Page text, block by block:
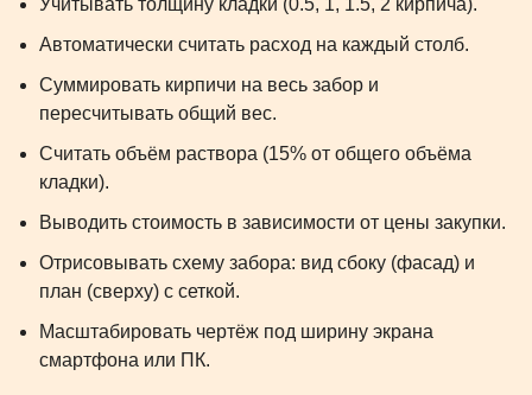
Учитывать толщину кладки (0.5, 1, 1.5, 2 кирпича).
Автоматически считать расход на каждый столб.
Суммировать кирпичи на весь забор и
пересчитывать общий вес.
Считать объём раствора (15% от общего объёма
кладки).
Выводить стоимость в зависимости от цены закупки.
Отрисовывать схему забора: вид сбоку (фасад) и
план (сверху) с сеткой.
Масштабировать чертёж под ширину экрана
смартфона или ПК.